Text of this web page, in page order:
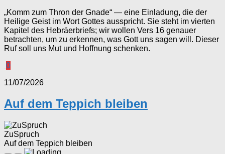
„Komm zum Thron der Gnade“ — eine Einladung, die der
Heilige Geist im Wort Gottes ausspricht. Sie steht im vierten
Kapitel des Hebräerbriefs; wir wollen Vers 16 genauer
betrachten, um zu erkennen, was Gott uns sagen will. Dieser
Ruf soll uns Mut und Hoffnung schenken.
0
11/07/2026
Auf dem Teppich bleiben
ZuSpruch
Auf dem Teppich bleiben